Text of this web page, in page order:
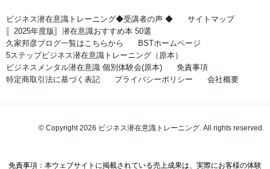
ビジネス潜在意識トレーニング◆受講者の声 ◆
サイトマップ
〚2025年度版〛潜在意識おすすめ本 50選
久家邦彦ブログ一覧はこちらから
BSTホームページ
5ステップビジネス潜在意識トレーニング（原本）
ビジネスメンタル潜在意識 個別体験会(原本)
免責事項
特定商取引法に基づく表記
プライバシーポリシー 会社概要
© Copyright 2026 ビジネス潜在意識トレーニング. All rights reserved.
免責事項：本ウェブサイトに掲載されている売上成果は、実際にお客様の体験